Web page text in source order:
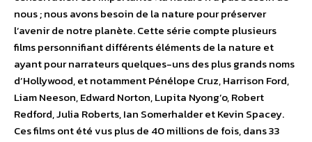
nous ; nous avons besoin de la nature pour préserver
l’avenir de notre planète. Cette série compte plusieurs
films personnifiant différents éléments de la nature et
ayant pour narrateurs quelques-uns des plus grands noms
d’Hollywood, et notamment Pénélope Cruz, Harrison Ford,
Liam Neeson, Edward Norton, Lupita Nyong’o, Robert
Redford, Julia Roberts, Ian Somerhalder et Kevin Spacey.
Ces films ont été vus plus de 40 millions de fois, dans 33